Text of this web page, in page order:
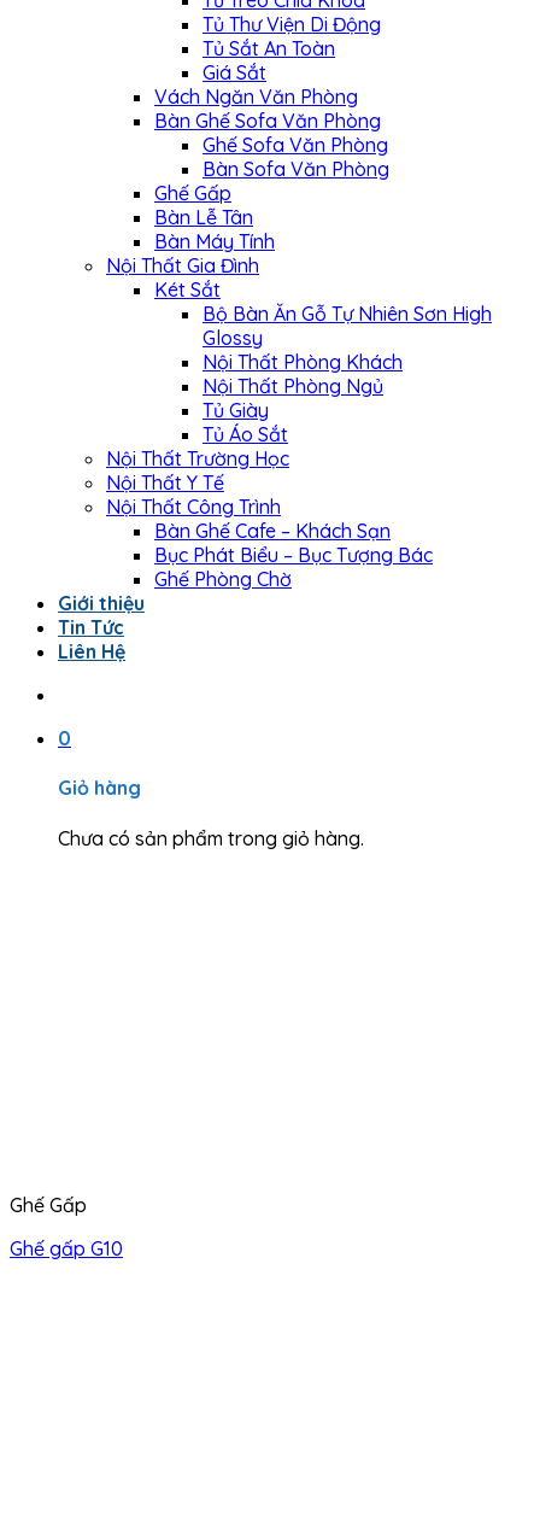
Tủ Thư Viện Di Động
Tủ Sắt An Toàn
Giá Sắt
Vách Ngăn Văn Phòng
Bàn Ghế Sofa Văn Phòng
Ghế Sofa Văn Phòng
Bàn Sofa Văn Phòng
Ghế Gấp
Bàn Lễ Tân
Bàn Máy Tính
Nội Thất Gia Đình
Két Sắt
Bộ Bàn Ăn Gỗ Tự Nhiên Sơn High
Glossy
Nội Thất Phòng Khách
Nội Thất Phòng Ngủ
Tủ Giày
Tủ Áo Sắt
Nội Thất Trường Học
Nội Thất Y Tế
Nội Thất Công Trình
Bàn Ghế Cafe – Khách Sạn
Bục Phát Biểu – Bục Tượng Bác
Ghế Phòng Chờ
Giới thiệu
Tin Tức
Liên Hệ
0
Giỏ hàng
Chưa có sản phẩm trong giỏ hàng.
Ghế Gấp
Ghế gấp G10